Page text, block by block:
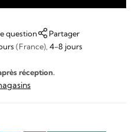
question
Partager
(France), 4-8 jours
réception.